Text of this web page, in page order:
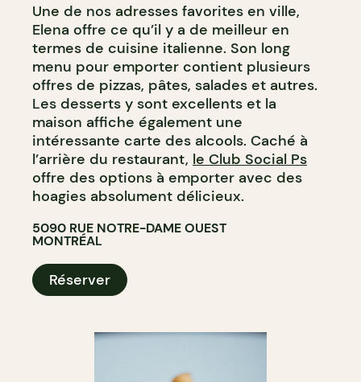
Une de nos adresses favorites en ville,
Elena offre ce qu’il y a de meilleur en
termes de cuisine italienne. Son long
menu pour emporter contient plusieurs
offres de pizzas, pâtes, salades et autres.
Les desserts y sont excellents et la
maison affiche également une
intéressante carte des alcools. Caché à
l’arrière du restaurant, le Club Social Ps
offre des options à emporter avec des
hoagies absolument délicieux.
5090 RUE NOTRE-DAME OUEST
MONTRÉAL
Réserver